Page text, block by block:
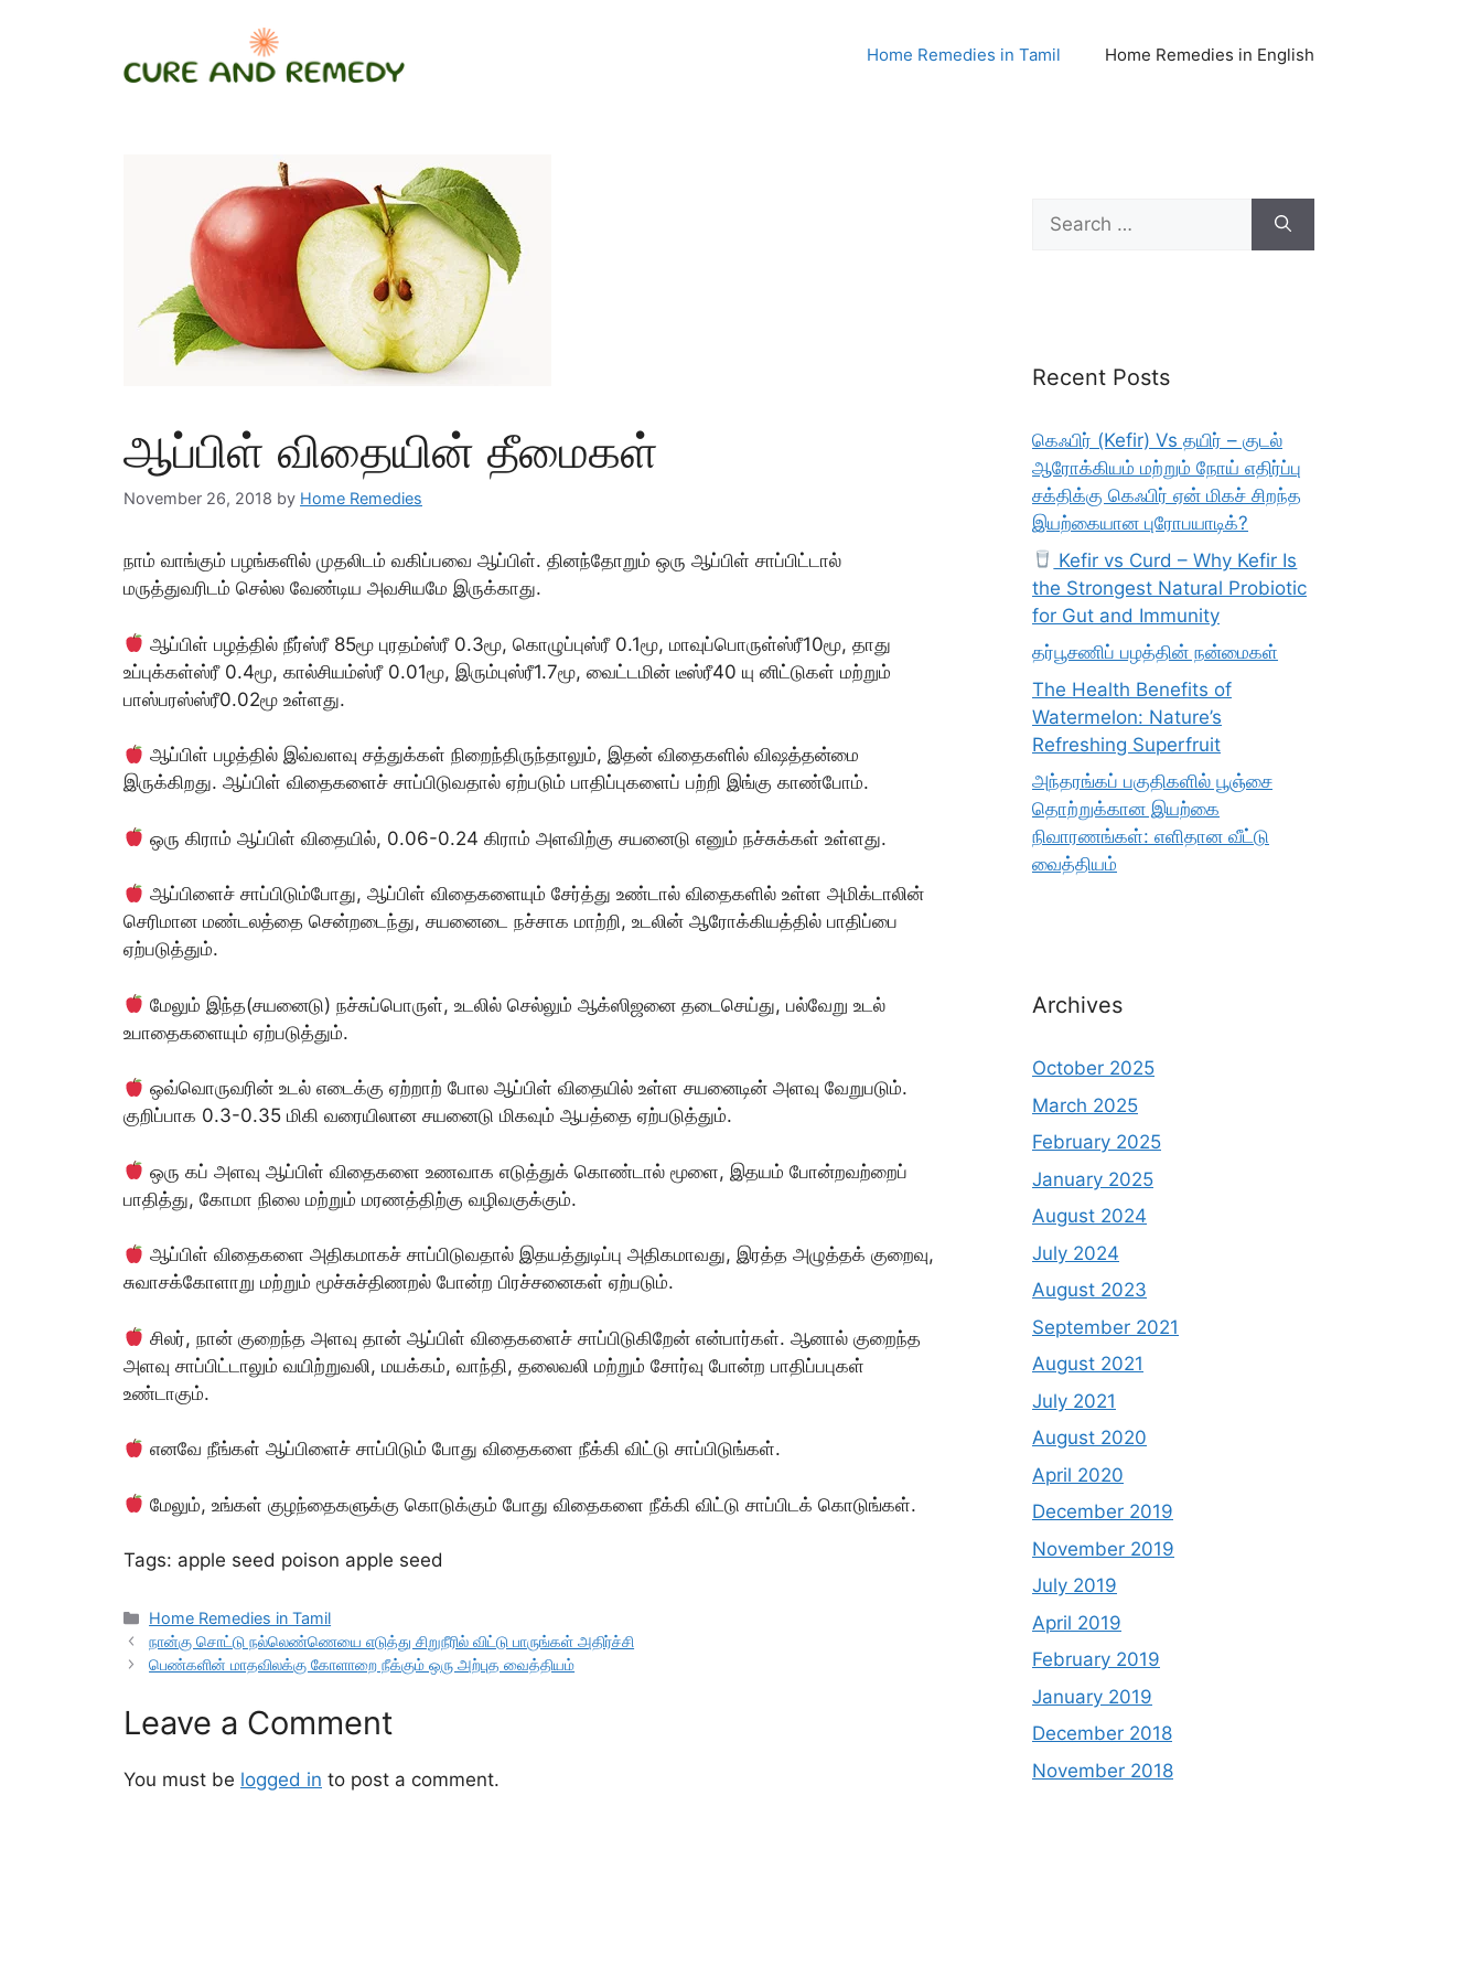
Home Remedies in Tamil Home Remedies in English
ஆப்பிள் விதையின் தீமைகள்
November 26, 2018 by Home Remedies
நாம் வாங்கும் பழங்களில் முதலிடம் வகிப்பவை ஆப்பிள். தினந்தோறும் ஒரு ஆப்பிள் சாப்பிட்டால்
மருத்துவரிடம் செல்ல வேண்டிய அவசியமே இருக்காது.
ஆப்பிள் பழத்தில் நீர்ஸ்ரீ 85மூ புரதம்ஸ்ரீ 0.3மூ, கொழுப்புஸ்ரீ 0.1மூ, மாவுப்பொருள்ஸ்ரீ10மூ, தாது
உப்புக்கள்ஸ்ரீ 0.4மூ, கால்சியம்ஸ்ரீ 0.01மூ, இரும்புஸ்ரீ1.7மூ, வைட்டமின் டீஸ்ரீ40 யு னிட்டுகள் மற்றும்
பாஸ்பரஸ்ஸ்ரீ0.02மூ உள்ளது.
ஆப்பிள் பழத்தில் இவ்வளவு சத்துக்கள் நிறைந்திருந்தாலும், இதன் விதைகளில் விஷத்தன்மை
இருக்கிறது. ஆப்பிள் விதைகளைச் சாப்பிடுவதால் ஏற்படும் பாதிப்புகளைப் பற்றி இங்கு காண்போம்.
ஒரு கிராம் ஆப்பிள் விதையில், 0.06-0.24 கிராம் அளவிற்கு சயனைடு எனும் நச்சுக்கள் உள்ளது.
ஆப்பிளைச் சாப்பிடும்போது, ஆப்பிள் விதைகளையும் சேர்த்து உண்டால் விதைகளில் உள்ள அமிக்டாலின்
செரிமான மண்டலத்தை சென்றடைந்து, சயனைடை நச்சாக மாற்றி, உடலின் ஆரோக்கியத்தில் பாதிப்பை
ஏற்படுத்தும்.
மேலும் இந்த(சயனைடு) நச்சுப்பொருள், உடலில் செல்லும் ஆக்ஸிஜனை தடைசெய்து, பல்வேறு உடல்
உபாதைகளையும் ஏற்படுத்தும்.
ஒவ்வொருவரின் உடல் எடைக்கு ஏற்றாற் போல ஆப்பிள் விதையில் உள்ள சயனைடின் அளவு வேறுபடும்.
குறிப்பாக 0.3-0.35 மிகி வரையிலான சயனைடு மிகவும் ஆபத்தை ஏற்படுத்தும்.
ஒரு கப் அளவு ஆப்பிள் விதைகளை உணவாக எடுத்துக் கொண்டால் மூளை, இதயம் போன்றவற்றைப்
பாதித்து, கோமா நிலை மற்றும் மரணத்திற்கு வழிவகுக்கும்.
ஆப்பிள் விதைகளை அதிகமாகச் சாப்பிடுவதால் இதயத்துடிப்பு அதிகமாவது, இரத்த அழுத்தக் குறைவு,
சுவாசக்கோளாறு மற்றும் மூச்சுச்திணறல் போன்ற பிரச்சனைகள் ஏற்படும்.
சிலர், நான் குறைந்த அளவு தான் ஆப்பிள் விதைகளைச் சாப்பிடுகிறேன் என்பார்கள். ஆனால் குறைந்த
அளவு சாப்பிட்டாலும் வயிற்றுவலி, மயக்கம், வாந்தி, தலைவலி மற்றும் சோர்வு போன்ற பாதிப்பபுகள்
உண்டாகும்.
எனவே நீங்கள் ஆப்பிளைச் சாப்பிடும் போது விதைகளை நீக்கி விட்டு சாப்பிடுங்கள்.
மேலும், உங்கள் குழந்தைகளுக்கு கொடுக்கும் போது விதைகளை நீக்கி விட்டு சாப்பிடக் கொடுங்கள்.
Tags: apple seed poison apple seed
Categories
Home Remedies in Tamil
நான்கு சொட்டு நல்லெண்ணெயை எடுத்து சிறுநீரில் விட்டு பாருங்கள் அதிர்ச்சி
பெண்களின் மாதவிலக்கு கோளாறை நீக்கும் ஒரு அற்புத வைத்தியம்
Leave a Comment
You must be logged in to post a comment.
Search
for:
Recent Posts
கெஃபிர் (Kefir) Vs தயிர் – குடல்
ஆரோக்கியம் மற்றும் நோய் எதிர்ப்பு
சக்திக்கு கெஃபிர் ஏன் மிகச் சிறந்த
இயற்கையான புரோபயாடிக்?
Kefir vs Curd – Why Kefir Is
the Strongest Natural Probiotic
for Gut and Immunity
தர்பூசணிப் பழத்தின் நன்மைகள்
The Health Benefits of
Watermelon: Nature’s
Refreshing Superfruit
அந்தரங்கப் பகுதிகளில் பூஞ்சை
தொற்றுக்கான இயற்கை
நிவாரணங்கள்: எளிதான வீட்டு
வைத்தியம்
Archives
October 2025
March 2025
February 2025
January 2025
August 2024
July 2024
August 2023
September 2021
August 2021
July 2021
August 2020
April 2020
December 2019
November 2019
July 2019
April 2019
February 2019
January 2019
December 2018
November 2018